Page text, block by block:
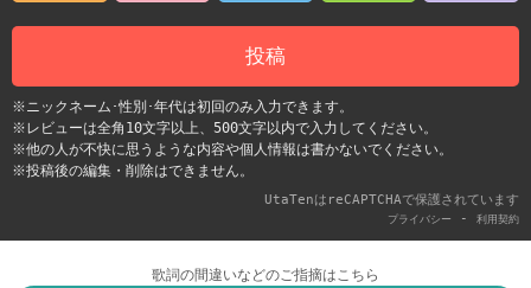
投稿
※ニックネーム･性別･年代は初回のみ入力できます。
※レビューは全角10文字以上、500文字以内で入力してください。
※他の人が不快に思うような内容や個人情報は書かないでください。
※投稿後の編集・削除はできません。
UtaTenはreCAPTCHAで保護されています
プライバシー - 利用契約
歌詞の間違いなどのご指摘はこちら